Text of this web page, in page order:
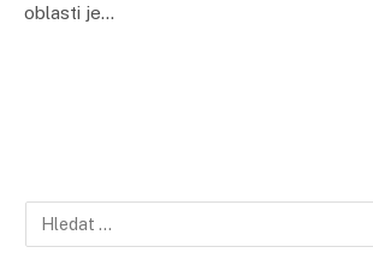
oblasti je…